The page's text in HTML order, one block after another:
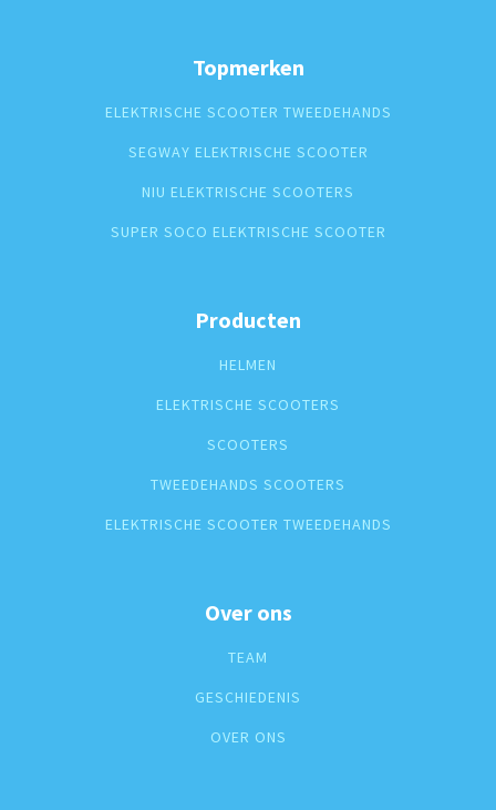
Topmerken
ELEKTRISCHE SCOOTER TWEEDEHANDS
SEGWAY ELEKTRISCHE SCOOTER
NIU ELEKTRISCHE SCOOTERS
SUPER SOCO ELEKTRISCHE SCOOTER
Producten
HELMEN
ELEKTRISCHE SCOOTERS
SCOOTERS
TWEEDEHANDS SCOOTERS
ELEKTRISCHE SCOOTER TWEEDEHANDS
Over ons
TEAM
GESCHIEDENIS
OVER ONS